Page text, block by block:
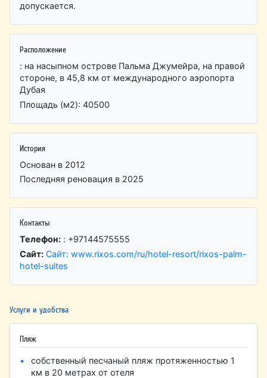
допускается.
Расположение
: на насыпном острове Пальма Джумейра, на правой
стороне, в 45,8 км от международного аэропорта
Дубая
Площадь (м2): 40500
История
Основан в 2012
Последняя реновация в 2025
Контакты
Телефон: : +97144575555
Сайт: Сайт: www.rixos.com/ru/hotel-resort/rixos-palm-
hotel-suites
Услуги и удобства
Пляж
собственный песчаный пляж протяженностью 1
км в 20 метрах от отеля